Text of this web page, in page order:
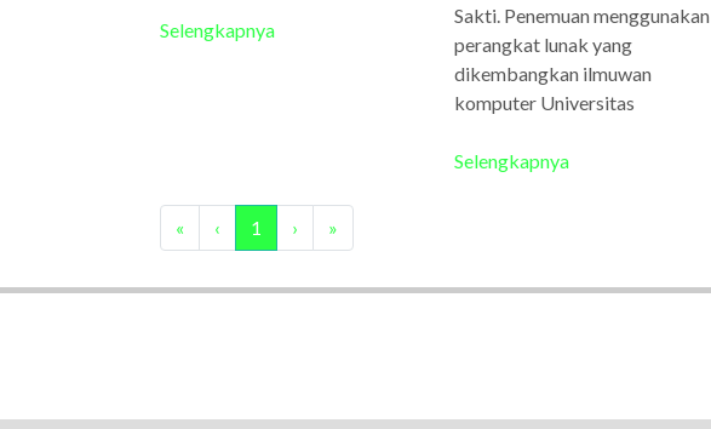
Selengkapnya
Sakti. Penemuan menggunakan
perangkat lunak yang
dikembangkan ilmuwan
komputer Universitas
Selengkapnya
« ‹ 1 › »